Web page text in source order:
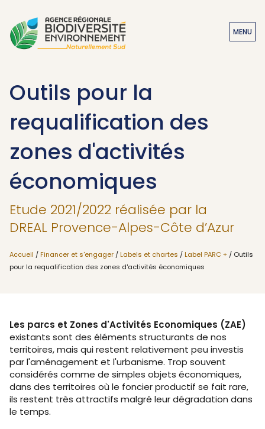
MENU
Outils pour la
requalification des
zones d'activités
économiques
Etude 2021/2022 réalisée par la
DREAL Provence-Alpes-Côte d’Azur
Accueil / Financer et s'engager / Labels et chartes / Label PARC + / Outils
pour la requalification des zones d'activités économiques
Les parcs et Zones d'Activités Economiques (ZAE)
existants sont des éléments structurants de nos
territoires, mais qui restent relativement peu investis
par l'aménagement et l'urbanisme. Trop souvent
considérés comme de simples objets économiques,
dans des territoires où le foncier productif se fait rare,
ils restent très attractifs malgré leur dégradation dans
le temps.